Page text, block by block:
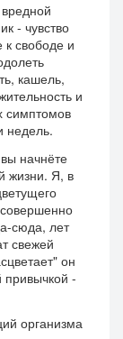
- чувство
к свободе и
кашель,
и
симптомов
недель.
начнёте
жизни. Я, в
сюда, лет
свежей
он
привычкой -
организма